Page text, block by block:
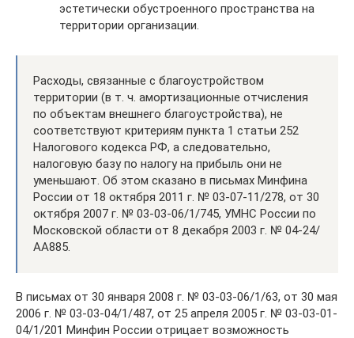
эстетически обустроенного пространства на
территории организации.
Расходы, связанные с благоустройством
территории (в т. ч. амортизационные отчисления
по объектам внешнего благоустройства), не
соответствуют критериям пункта 1 статьи 252
Налогового кодекса РФ, а следовательно,
налоговую базу по налогу на прибыль они не
уменьшают. Об этом сказано в письмах Минфина
России от 18 октября 2011 г. № 03-07-11/278, от 30
октября 2007 г. № 03-03-06/1/745, УМНС России по
Московской области от 8 декабря 2003 г. № 04-24/
АА885.
В письмах от 30 января 2008 г. № 03-03-06/1/63, от 30 мая
2006 г. № 03-03-04/1/487, от 25 апреля 2005 г. № 03-03-01-
04/1/201 Минфин России отрицает возможность